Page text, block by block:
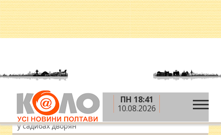
ПН 18:41
10.08.2026
Головна » Новини » Відпочинок і дозвілля »
Дозвілля »Як полтавські велосипедисти гостювали
у садибах дворян